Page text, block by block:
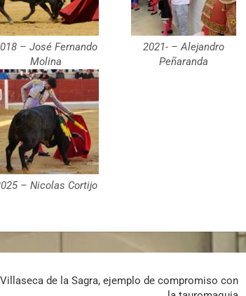
– José Fernando
Molina
2021- – Alejandro
Peñaranda
– Nicolas Cortijo
Villaseca de la Sagra, ejemplo de compromiso con